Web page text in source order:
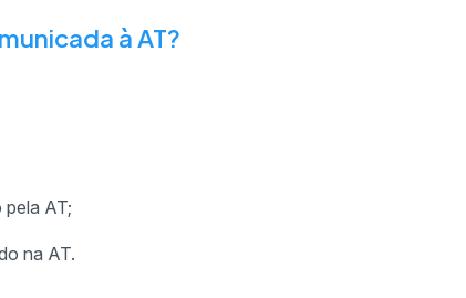
à AT?
AT;
na AT.